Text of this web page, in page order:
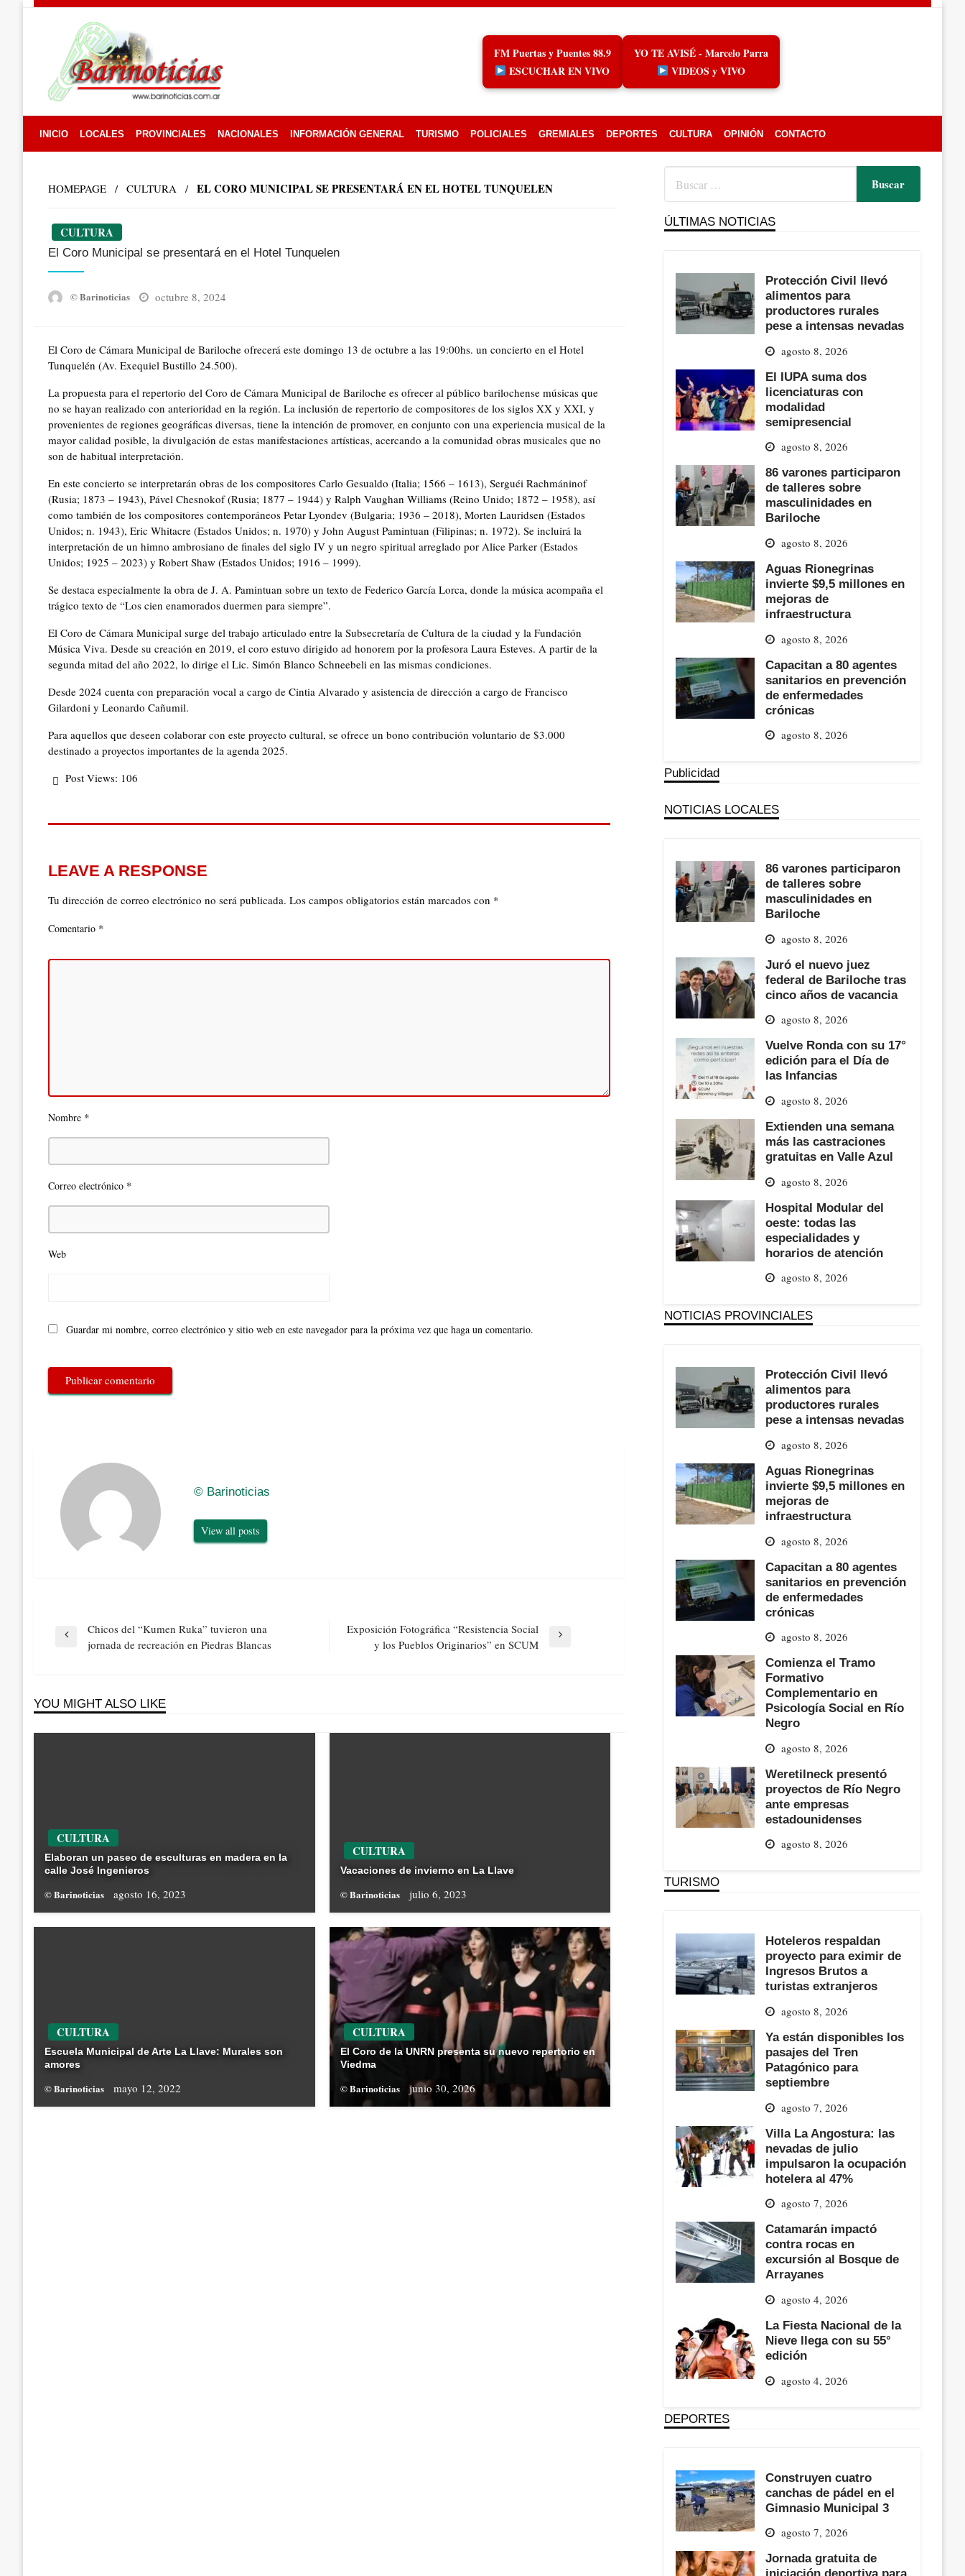
FM Puertas y Puentes 88.9
ESCUCHAR EN VIVO
YO TE AVISÉ - Marcelo Parra
VIDEOS y VIVO
INICIO LOCALES PROVINCIALES NACIONALES INFORMACIÓN GENERAL TURISMO POLICIALES GREMIALES DEPORTES CULTURA OPINIÓN CONTACTO
HOMEPAGE CULTURA EL CORO MUNICIPAL SE PRESENTARÁ EN EL HOTEL TUNQUELEN
CULTURA
El Coro Municipal se presentará en el Hotel Tunquelen
© Barinoticias
Posted
octubre 8, 2024
El Coro de Cámara Municipal de Bariloche ofrecerá este domingo 13 de octubre a las 19:00hs. un concierto en el Hotel
Tunquelén (Av. Exequiel Bustillo 24.500).
La propuesta para el repertorio del Coro de Cámara Municipal de Bariloche es ofrecer al público barilochense músicas que
no se hayan realizado con anterioridad en la región. La inclusión de repertorio de compositores de los siglos XX y XXI, y
provenientes de regiones geográficas diversas, tiene la intención de promover, en conjunto con una experiencia musical de la
mayor calidad posible, la divulgación de estas manifestaciones artísticas, acercando a la comunidad obras musicales que no
son de habitual interpretación.
En este concierto se interpretarán obras de los compositores Carlo Gesualdo (Italia; 1566 – 1613), Serguéi Rachmáninof
(Rusia; 1873 – 1943), Pável Chesnokof (Rusia; 1877 – 1944) y Ralph Vaughan Williams (Reino Unido; 1872 – 1958), así
como también de los compositores contemporáneos Petar Lyondev (Bulgaria; 1936 – 2018), Morten Lauridsen (Estados
Unidos; n. 1943), Eric Whitacre (Estados Unidos; n. 1970) y John August Pamintuan (Filipinas; n. 1972). Se incluirá la
interpretación de un himno ambrosiano de finales del siglo IV y un negro spiritual arreglado por Alice Parker (Estados
Unidos; 1925 – 2023) y Robert Shaw (Estados Unidos; 1916 – 1999).
Se destaca especialmente la obra de J. A. Pamintuan sobre un texto de Federico García Lorca, donde la música acompaña el
trágico texto de “Los cien enamorados duermen para siempre”.
El Coro de Cámara Municipal surge del trabajo articulado entre la Subsecretaría de Cultura de la ciudad y la Fundación
Música Viva. Desde su creación en 2019, el coro estuvo dirigido ad honorem por la profesora Laura Esteves. A partir de la
segunda mitad del año 2022, lo dirige el Lic. Simón Blanco Schneebeli en las mismas condiciones.
Desde 2024 cuenta con preparación vocal a cargo de Cintia Alvarado y asistencia de dirección a cargo de Francisco
Gilardoni y Leonardo Cañumil.
Para aquellos que deseen colaborar con este proyecto cultural, se ofrece un bono contribución voluntario de $3.000
destinado a proyectos importantes de la agenda 2025.
Post Views: 106
LEAVE A RESPONSE
Tu dirección de correo electrónico no será publicada. Los campos obligatorios están marcados con *
Comentario *
Nombre *
Correo electrónico *
Web
Guardar mi nombre, correo electrónico y sitio web en este navegador para la próxima vez que haga un comentario.
© Barinoticias
View all posts
Navegación
Previous
Chicos del “Kumen Ruka” tuvieron una
jornada de recreación en Piedras Blancas
Exposición Fotográfica “Resistencia Social
y los Pueblos Originarios” en SCUM
YOU MIGHT ALSO LIKE
CULTURA
Elaboran un paseo de esculturas en madera en la
calle José Ingenieros
© Barinoticias agosto 16, 2023
CULTURA
Vacaciones de invierno en La Llave
© Barinoticias julio 6, 2023
CULTURA
Escuela Municipal de Arte La Llave: Murales son
amores
© Barinoticias mayo 12, 2022
CULTURA
El Coro de la UNRN presenta su nuevo repertorio en
Viedma
© Barinoticias junio 30, 2026
ÚLTIMAS NOTICIAS
Protección Civil llevó
alimentos para
productores rurales
pese a intensas nevadas
agosto 8, 2026
El IUPA suma dos
licenciaturas con
modalidad
semipresencial
agosto 8, 2026
86 varones participaron
de talleres sobre
masculinidades en
Bariloche
agosto 8, 2026
Aguas Rionegrinas
invierte $9,5 millones en
mejoras de
infraestructura
agosto 8, 2026
Capacitan a 80 agentes
sanitarios en prevención
de enfermedades
crónicas
agosto 8, 2026
Publicidad
NOTICIAS LOCALES
86 varones participaron
de talleres sobre
masculinidades en
Bariloche
agosto 8, 2026
Juró el nuevo juez
federal de Bariloche tras
cinco años de vacancia
agosto 8, 2026
Vuelve Ronda con su 17°
edición para el Día de
las Infancias
agosto 8, 2026
Extienden una semana
más las castraciones
gratuitas en Valle Azul
agosto 8, 2026
Hospital Modular del
oeste: todas las
especialidades y
horarios de atención
agosto 8, 2026
NOTICIAS PROVINCIALES
Protección Civil llevó
alimentos para
productores rurales
pese a intensas nevadas
agosto 8, 2026
Aguas Rionegrinas
invierte $9,5 millones en
mejoras de
infraestructura
agosto 8, 2026
Capacitan a 80 agentes
sanitarios en prevención
de enfermedades
crónicas
agosto 8, 2026
Comienza el Tramo
Formativo
Complementario en
Psicología Social en Río
Negro
agosto 8, 2026
Weretilneck presentó
proyectos de Río Negro
ante empresas
estadounidenses
agosto 8, 2026
TURISMO
Hoteleros respaldan
proyecto para eximir de
Ingresos Brutos a
turistas extranjeros
agosto 8, 2026
Ya están disponibles los
pasajes del Tren
Patagónico para
septiembre
agosto 7, 2026
Villa La Angostura: las
nevadas de julio
impulsaron la ocupación
hotelera al 47%
agosto 7, 2026
Catamarán impactó
contra rocas en
excursión al Bosque de
Arrayanes
agosto 4, 2026
La Fiesta Nacional de la
Nieve llega con su 55°
edición
agosto 4, 2026
DEPORTES
Construyen cuatro
canchas de pádel en el
Gimnasio Municipal 3
agosto 7, 2026
Jornada gratuita de
iniciación deportiva para